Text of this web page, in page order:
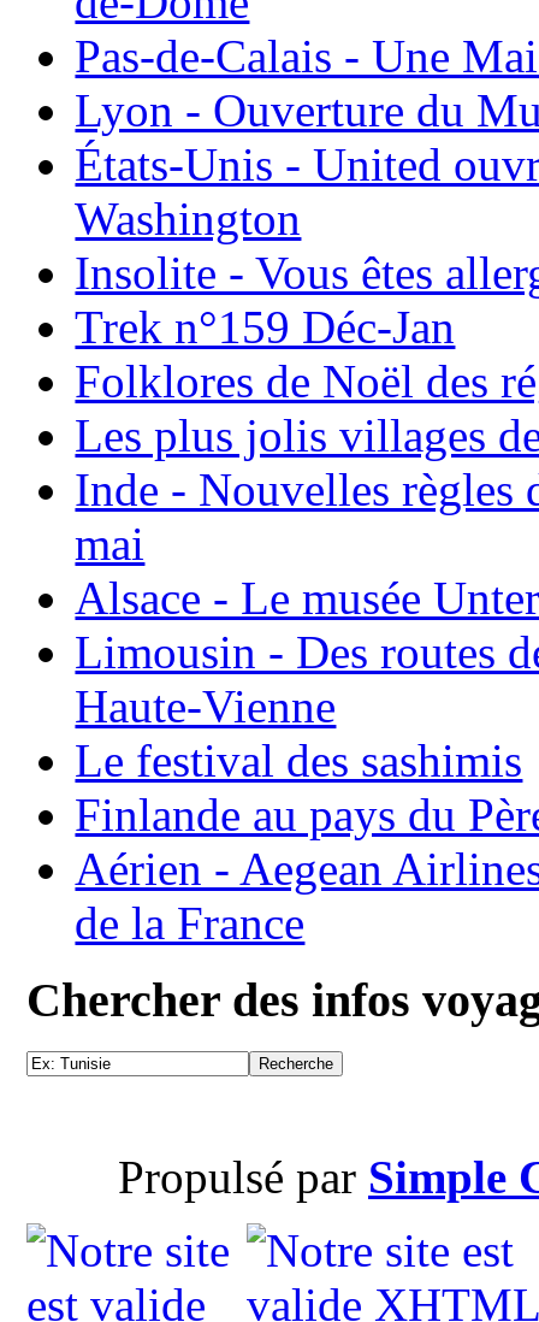
Pas-de-Calais - Une
Lyon - Ouverture du
États-Unis - United
Washington
Insolite - Vous êtes
Trek n°159 Déc-Jan
Folklores de Noël des
Les plus jolis villages
Inde - Nouvelles règles
mai
Alsace - Le musée
Limousin - Des routes
Haute-Vienne
Le festival des sashimis
Finlande au pays du
Aérien - Aegean
de la France
Chercher des infos
Propulsé par Simple